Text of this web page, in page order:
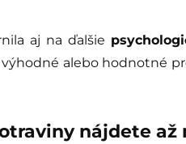
aj na ďalšie
alebo hodnotné
nájdete až